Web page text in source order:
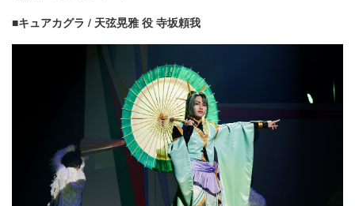
■キュアカグラ / 天弦晃雅 役 寺坂頼我